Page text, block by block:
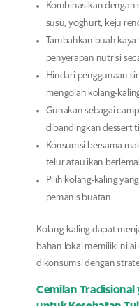
Kombinasikan
susu, yoghurt, keju
Tambahkan buah
penyerapan nutrisi
Hindari penggunaan
mengolah kolang-
Gunakan sebagai
dibandingkan dessert
Konsumsi bersama
telur atau ikan
Pilih kolang-kaling
pemanis buatan.
Kolang-kaling dapat
bahan lokal memiliki
dikonsumsi dengan
Cemilan Tradisional